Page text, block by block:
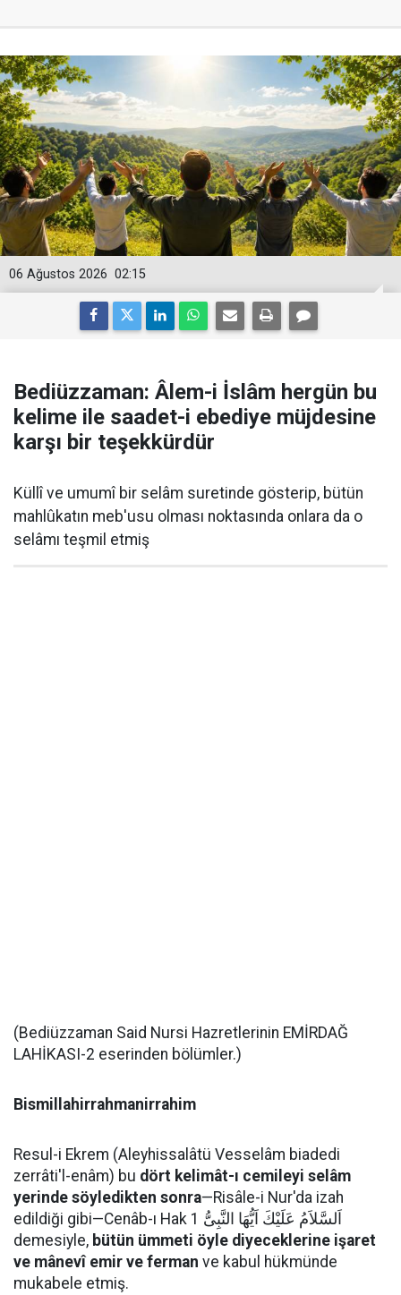
02:15
06 Ağustos 2026
Bediüzzaman: Âlem-i İslâm hergün bu
kelime ile saadet-i ebediye müjdesine
karşı bir teşekkürdür
Küllî ve umumî bir selâm suretinde gösterip, bütün
mahlûkatın meb'usu olması noktasında onlara da o
selâmı teşmil etmiş
(Bediüzzaman Said Nursi Hazretlerinin EMİRDAĞ
LAHİKASI-2 eserinden bölümler.)
Bismillahirrahmanirrahim
Resul-i Ekrem (Aleyhissalâtü Vesselâm biadedi
zerrâti'l-enâm) bu dört kelimât-ı cemileyi selâm
yerinde söyledikten sonra—Risâle-i Nur'da izah
edildiği gibi—Cenâb-ı Hak اَلسَّلاَمُ عَلَيْكَ اَيُّهَا النَّبِىُّ 1
demesiyle, bütün ümmeti öyle diyeceklerine işaret
ve mânevî emir ve ferman ve kabul hükmünde
mukabele etmiş.